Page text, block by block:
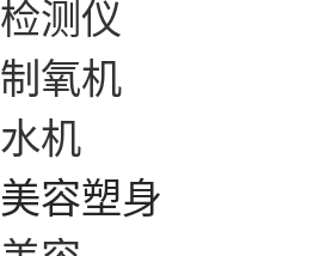
检测仪
制氧机
水机
美容塑身